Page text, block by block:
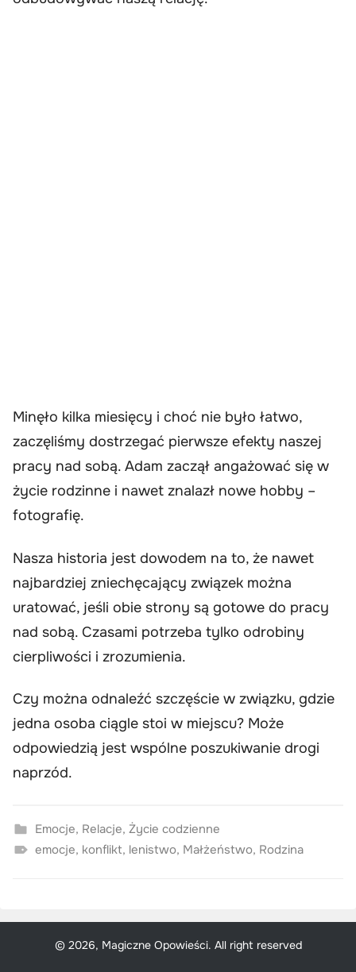
Minęło kilka miesięcy i choć nie było łatwo,
zaczęliśmy dostrzegać pierwsze efekty naszej
pracy nad sobą. Adam zaczął angażować się w
życie rodzinne i nawet znalazł nowe hobby –
fotografię.
Nasza historia jest dowodem na to, że nawet
najbardziej zniechęcający związek można
uratować, jeśli obie strony są gotowe do pracy
nad sobą. Czasami potrzeba tylko odrobiny
cierpliwości i zrozumienia.
Czy można odnaleźć szczęście w związku, gdzie
jedna osoba ciągle stoi w miejscu? Może
odpowiedzią jest wspólne poszukiwanie drogi
naprzód.
Emocje, Relacje, Życie codzienne
emocje, konflikt, lenistwo, Małżeństwo, Rodzina
© 2026, Magiczne Opowieści. All right reserved